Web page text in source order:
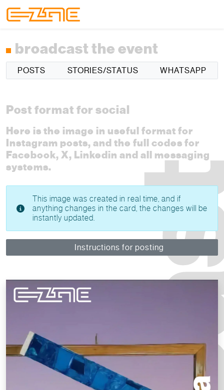
broadcast the event
POSTS STORIES/STATUS WHATSAPP
Post format for social
Here is the image in useful format for
Instagram posts, and the full codes for
Facebook, X, Linkedin and all messaging
systems.
This image was created in real time, and if
anything changes in the card, the changes will be
instantly updated.
Instructions for posting